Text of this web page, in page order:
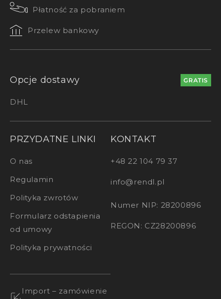
Płatność za pobraniem
Przelew bankowy
Opcje dostawy GRATIS
DHL
PRZYDATNE LINKI
O nas
Regulamin
Polityka zwrotów
Formularz odstapienia
od umowy
Polityka prywatności
Import – zamówienie
KONTAKT
+48 22 104 79 37
info@rendl.pl
Numer NIP: 28200896
REGON: CZ28200896